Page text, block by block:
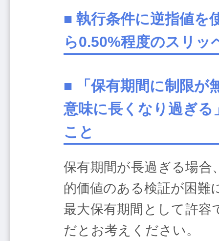
■ 執行条件に逆指値を
ら0.50%程度のスリッ
■ 「保有期間に制限が
意味に長くなり過ぎ
こと
保有期間が長過ぎる場合
的価値のある検証が困難
最大保有期間として許容
だとお考えください。